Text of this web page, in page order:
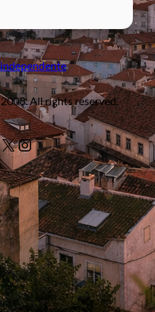
All rights reserved.
# Instagram